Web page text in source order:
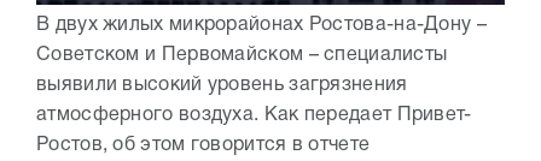
В двух жилых микрорайонах Ростова-на-Дону –
Советском и Первомайском – специалисты
выявили высокий уровень загрязнения
атмосферного воздуха. Как передает Привет-
Ростов, об этом говорится в отчете